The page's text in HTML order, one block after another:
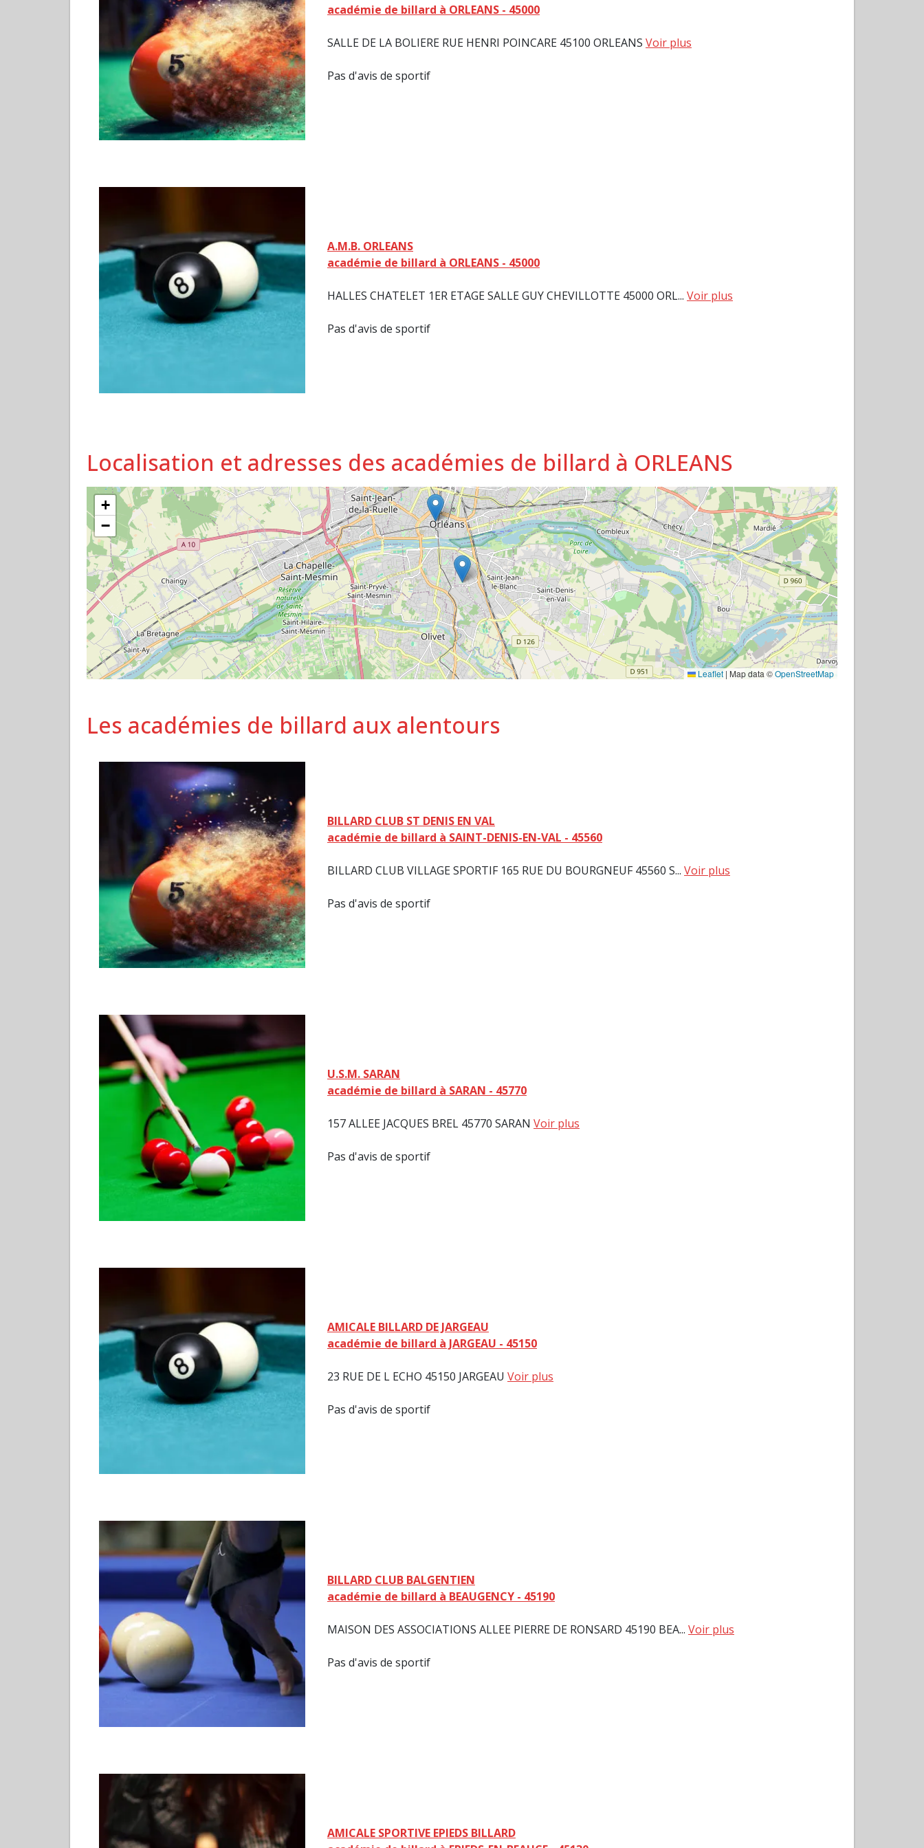
académie de billard à ORLEANS - 45000
SALLE DE LA BOLIERE RUE HENRI POINCARE 45100 ORLEANS Voir plus
Pas d'avis de sportif
A.M.B. ORLEANS
académie de billard à ORLEANS - 45000
HALLES CHATELET 1ER ETAGE SALLE GUY CHEVILLOTTE 45000 ORL... Voir plus
Pas d'avis de sportif
Localisation et adresses des académies de billard à ORLEANS
+
−
Leaflet | Map data ©OpenStreetMap
Les académies de billard aux alentours
BILLARD CLUB ST DENIS EN VAL
académie de billard à SAINT-DENIS-EN-VAL - 45560
BILLARD CLUB VILLAGE SPORTIF 165 RUE DU BOURGNEUF 45560 S... Voir plus
Pas d'avis de sportif
U.S.M. SARAN
académie de billard à SARAN - 45770
157 ALLEE JACQUES BREL 45770 SARAN Voir plus
Pas d'avis de sportif
AMICALE BILLARD DE JARGEAU
académie de billard à JARGEAU - 45150
23 RUE DE L ECHO 45150 JARGEAU Voir plus
Pas d'avis de sportif
BILLARD CLUB BALGENTIEN
académie de billard à BEAUGENCY - 45190
MAISON DES ASSOCIATIONS ALLEE PIERRE DE RONSARD 45190 BEA... Voir plus
Pas d'avis de sportif
AMICALE SPORTIVE EPIEDS BILLARD